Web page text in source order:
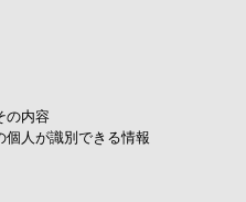
の内容
個人が識別できる情報